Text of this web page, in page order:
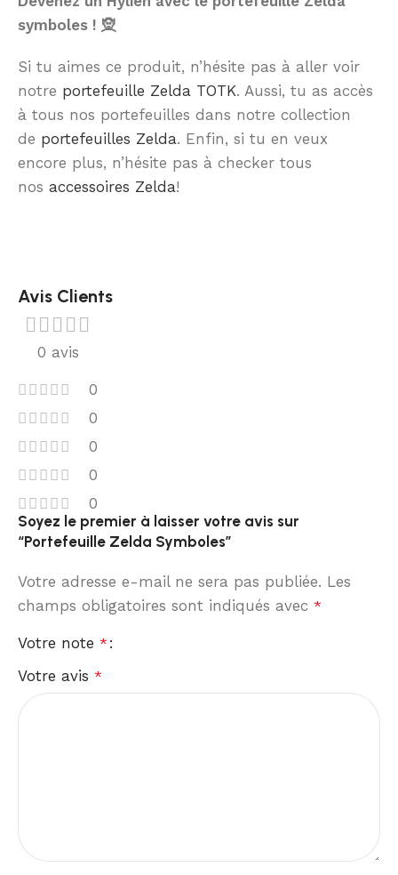
symboles ! 🧝
Si tu aimes ce produit, n’hésite pas à aller voir
notre portefeuille Zelda TOTK. Aussi, tu as accès
à tous nos portefeuilles dans notre collection
de portefeuilles Zelda. Enfin, si tu en veux
encore plus, n’hésite pas à checker tous
nos accessoires Zelda!
Avis Clients
0 avis
0
0
0
0
0
Soyez le premier à laisser votre avis sur
“Portefeuille Zelda Symboles”
Votre adresse e-mail ne sera pas publiée. Les
champs obligatoires sont indiqués avec *
Votre note *
Votre avis *